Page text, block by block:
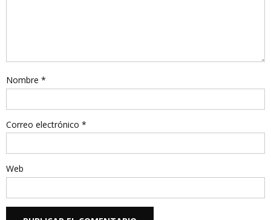
Nombre *
Correo electrónico *
Web